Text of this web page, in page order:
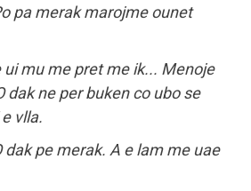
pa merak marojme ounet
ui mu me pret me ik... Menoje
dak ne per buken co ubo se
vlla.
dak pe merak. A e lam me uae